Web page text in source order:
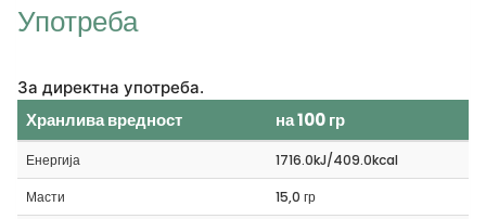
Употреба
За директна употреба.
Хранлива вредност на 100 гр
Енергија
1716.0kJ/409.0kcal
Масти
15,0 гр